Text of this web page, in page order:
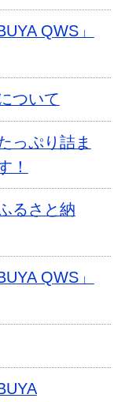
QWS」
ついて
っぷり詰ま
！
るさと納
QWS」